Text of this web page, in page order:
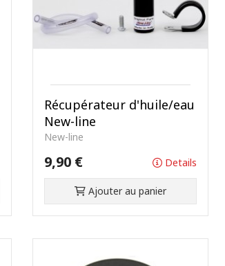
Récupérateur d'huile/eau
New-line
New-line
9,90 € Details
Ajouter au panier